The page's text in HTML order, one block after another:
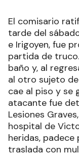
El comisario
tarde del
e Irigoyen, fue
partida de
baño y, al
al otro sujeto
cae al piso y se
atacante fue
Lesiones
hospital de
heridas,
traslada con